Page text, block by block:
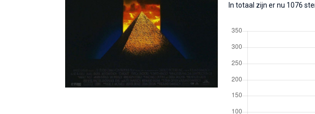
In totaal zijn er nu 1076